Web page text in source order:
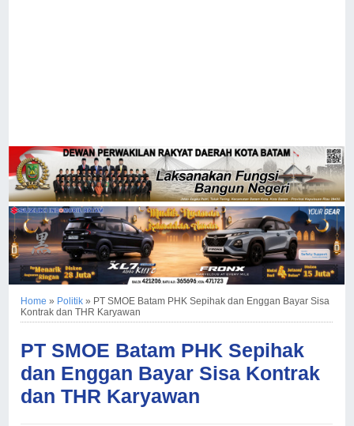
Home » Politik » PT SMOE Batam PHK Sepihak dan Enggan Bayar Sisa
Kontrak dan THR Karyawan
PT SMOE Batam PHK Sepihak
dan Enggan Bayar Sisa Kontrak
dan THR Karyawan